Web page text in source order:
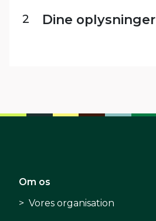
2 Dine oplysninger
Om os
Vores organisation